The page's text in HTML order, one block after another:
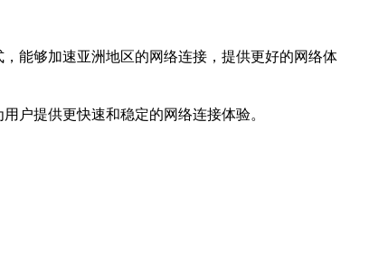
能够加速亚洲地区的网络连接，提供更好的网络体
户提供更快速和稳定的网络连接体验。